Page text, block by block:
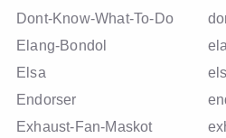
Dont-Know-What-To-Do
Elang-Bondol
Elsa
Endorser
Exhaust-Fan-Maskot